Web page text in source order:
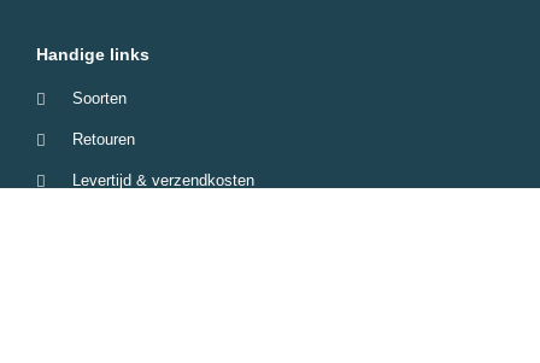
Handige links
Soorten
Retouren
Levertijd & verzendkosten